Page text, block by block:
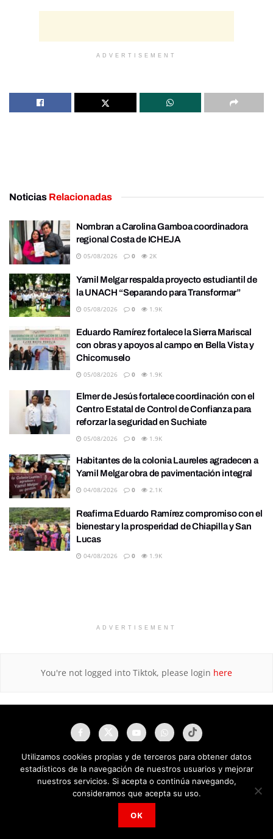
ADVERTISEMENT
Noticias Relacionadas
Nombran a Carolina Gamboa coordinadora
regional Costa de ICHEJA
05/08/2026 0 2K
Yamil Melgar respalda proyecto estudiantil de
la UNACH “Separando para Transformar”
05/08/2026 0 1.9K
Eduardo Ramírez fortalece la Sierra Mariscal
con obras y apoyos al campo en Bella Vista y
Chicomuselo
05/08/2026 0 1.9K
Elmer de Jesús fortalece coordinación con el
Centro Estatal de Control de Confianza para
reforzar la seguridad en Suchiate
05/08/2026 0 1.9K
Habitantes de la colonia Laureles agradecen a
Yamil Melgar obra de pavimentación integral
04/08/2026 0 2.1K
Reafirma Eduardo Ramírez compromiso con el
bienestar y la prosperidad de Chiapilla y San
Lucas
04/08/2026 0 1.9K
ADVERTISEMENT
You're not logged into Tiktok, please login here
NAU Noticias A Tiempo Universales © 2025
Utilizamos cookies propias y de terceros para obtener datos
estadísticos de la navegación de nuestros usuarios y mejorar
nuestros servicios. Si acepta o continúa navegando,
consideramos que acepta su uso.
OK